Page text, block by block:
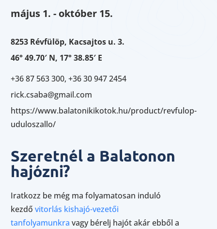
május 1. - október 15.
8253 Révfülöp, Kacsajtos u. 3.
46° 49.70′ N, 17° 38.85′ E
+36 87 563 300, +36 30 947 2454
rick.csaba@gmail.com
https://www.balatonikikotok.hu/product/revfulop-
uduloszallo/
Szeretnél a Balatonon
hajózni?
Iratkozz be még ma folyamatosan induló
kezdővitorlás kishajó-vezetői
tanfolyamunkra vagy bérelj hajót akár ebből a